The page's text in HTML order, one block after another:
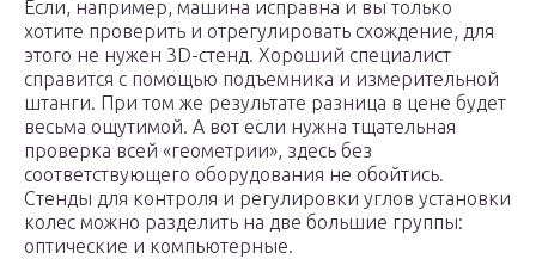
Если, например, машина исправна и вы только
хотите проверить и отрегулировать схождение, для
этого не нужен 3D-стенд. Хороший специалист
справится с помощью подъемника и измерительной
штанги. При том же результате разница в цене будет
весьма ощутимой. А вот если нужна тщательная
проверка всей «геометрии», здесь без
соответствующего оборудования не обойтись.
Стенды для контроля и регулировки углов установки
колес можно разделить на две большие группы:
оптические и компьютерные.